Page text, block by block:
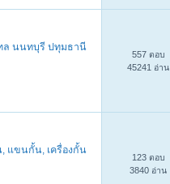
ล นนทบุรี ปทุมธานี
557 ตอบ
45241 อ่าน
แขนกั้น, เครื่องกั้น
123 ตอบ
3840 อ่าน